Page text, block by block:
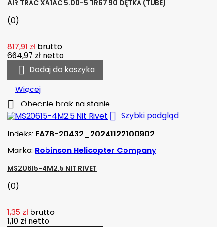
AIR TRAC XA1AC 5.00-5 TR67 90 DĘTKA (TUBE)
(0)
817,91 zł brutto
664,97 zł netto
 Dodaj do koszyka
Więcej
 Obecnie brak na stanie
 Szybki podgląd
Indeks: EA7B-20432_20241122100902
Marka: Robinson Helicopter Company
MS20615-4M2.5 NIT RIVET
(0)
1,35 zł brutto
1,10 zł netto